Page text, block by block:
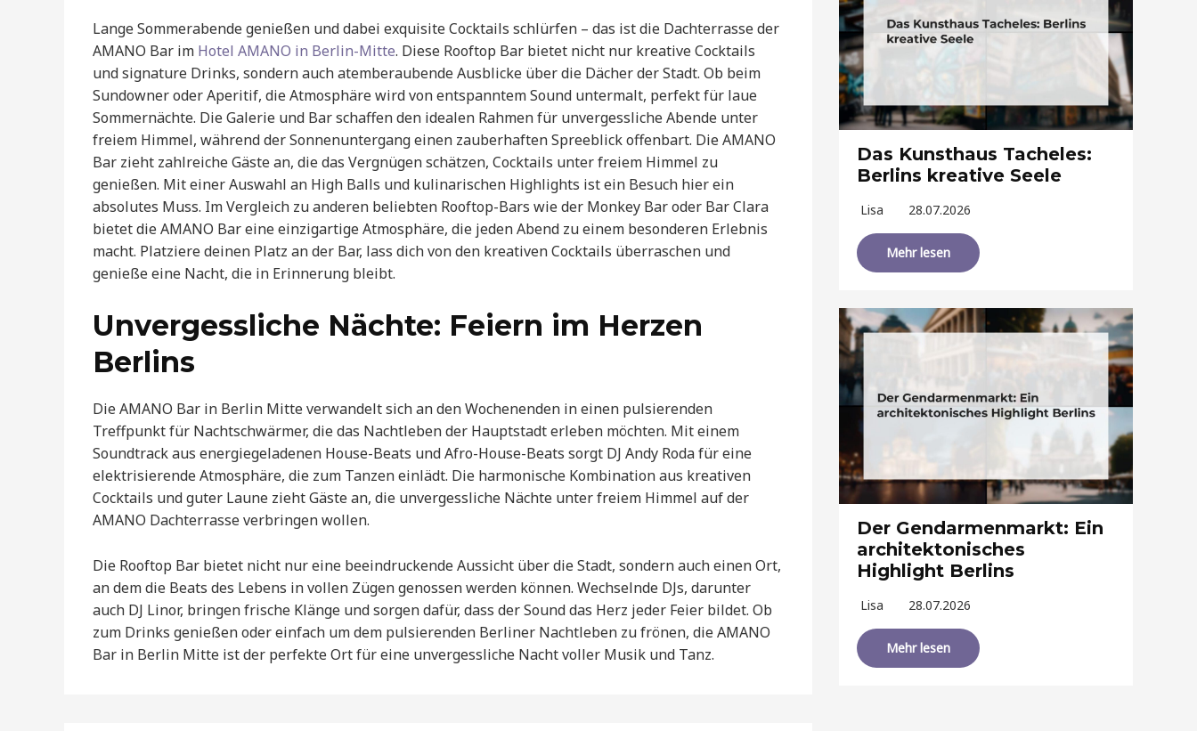
Lange Sommerabende genießen und dabei exquisite Cocktails schlürfen – das ist die Dachterrasse der
AMANO Bar im Hotel AMANO in Berlin-Mitte. Diese Rooftop Bar bietet nicht nur kreative Cocktails
und signature Drinks, sondern auch atemberaubende Ausblicke über die Dächer der Stadt. Ob beim
Sundowner oder Aperitif, die Atmosphäre wird von entspanntem Sound untermalt, perfekt für laue
Sommernächte. Die Galerie und Bar schaffen den idealen Rahmen für unvergessliche Abende unter
freiem Himmel, während der Sonnenuntergang einen zauberhaften Spreeblick offenbart. Die AMANO
Bar zieht zahlreiche Gäste an, die das Vergnügen schätzen, Cocktails unter freiem Himmel zu
genießen. Mit einer Auswahl an High Balls und kulinarischen Highlights ist ein Besuch hier ein
absolutes Muss. Im Vergleich zu anderen beliebten Rooftop-Bars wie der Monkey Bar oder Bar Clara
bietet die AMANO Bar eine einzigartige Atmosphäre, die jeden Abend zu einem besonderen Erlebnis
macht. Platziere deinen Platz an der Bar, lass dich von den kreativen Cocktails überraschen und
genieße eine Nacht, die in Erinnerung bleibt.
Unvergessliche Nächte: Feiern im Herzen
Berlins
Die AMANO Bar in Berlin Mitte verwandelt sich an den Wochenenden in einen pulsierenden
Treffpunkt für Nachtschwärmer, die das Nachtleben der Hauptstadt erleben möchten. Mit einem
Soundtrack aus energiegeladenen House-Beats und Afro-House-Beats sorgt DJ Andy Roda für eine
elektrisierende Atmosphäre, die zum Tanzen einlädt. Die harmonische Kombination aus kreativen
Cocktails und guter Laune zieht Gäste an, die unvergessliche Nächte unter freiem Himmel auf der
AMANO Dachterrasse verbringen wollen.
Die Rooftop Bar bietet nicht nur eine beeindruckende Aussicht über die Stadt, sondern auch einen Ort,
an dem die Beats des Lebens in vollen Zügen genossen werden können. Wechselnde DJs, darunter
auch DJ Linor, bringen frische Klänge und sorgen dafür, dass der Sound das Herz jeder Feier bildet. Ob
zum Drinks genießen oder einfach um dem pulsierenden Berliner Nachtleben zu frönen, die AMANO
Bar in Berlin Mitte ist der perfekte Ort für eine unvergessliche Nacht voller Musik und Tanz.
Das Kunsthaus Tacheles:
Berlins kreative Seele
Lisa 28.07.2026
Mehr lesen
Der Gendarmenmarkt: Ein
architektonisches
Highlight Berlins
Lisa 28.07.2026
Mehr lesen